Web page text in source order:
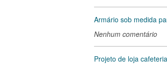
Armário sob medida
Nenhum comentário
Projeto de loja